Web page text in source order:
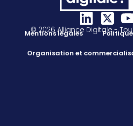
© 2026 Alliance Digitale -
Mentions légales
Organisation et